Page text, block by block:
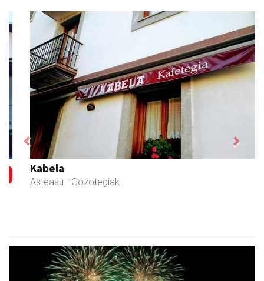
Kabela
Asteasu - Gozotegiak
Previous Next